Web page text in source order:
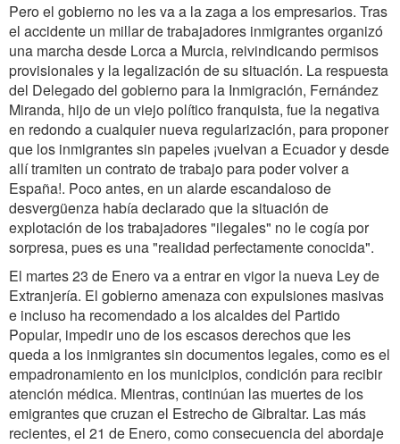
Pero el gobierno no les va a la zaga a los empresarios. Tras
el accidente un millar de trabajadores inmigrantes organizó
una marcha desde Lorca a Murcia, reivindicando permisos
provisionales y la legalización de su situación. La respuesta
del Delegado del gobierno para la Inmigración, Fernández
Miranda, hijo de un viejo político franquista, fue la negativa
en redondo a cualquier nueva regularización, para proponer
que los inmigrantes sin papeles ¡vuelvan a Ecuador y desde
allí tramiten un contrato de trabajo para poder volver a
España!. Poco antes, en un alarde escandaloso de
desvergüenza había declarado que la situación de
explotación de los trabajadores "ilegales" no le cogía por
sorpresa, pues es una "realidad perfectamente conocida".
El martes 23 de Enero va a entrar en vigor la nueva Ley de
Extranjería. El gobierno amenaza con expulsiones masivas
e incluso ha recomendado a los alcaldes del Partido
Popular, impedir uno de los escasos derechos que les
queda a los inmigrantes sin documentos legales, como es el
empadronamiento en los municipios, condición para recibir
atención médica. Mientras, continúan las muertes de los
emigrantes que cruzan el Estrecho de Gibraltar. Las más
recientes, el 21 de Enero, como consecuencia del abordaje